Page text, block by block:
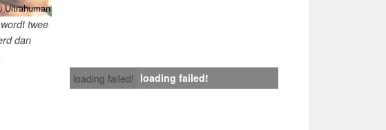
twee
dan
loading failed! loading failed!